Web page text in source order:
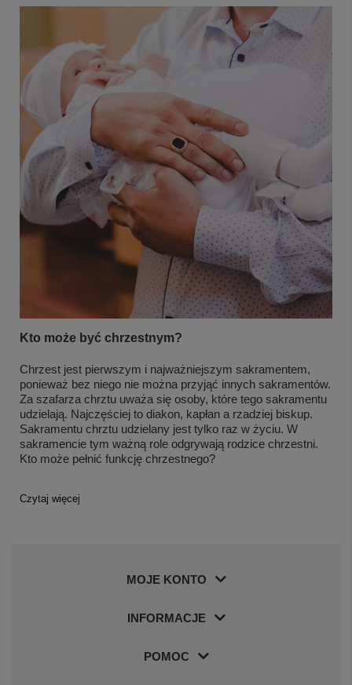
Kto może być chrzestnym?
Chrzest jest pierwszym i najważniejszym sakramentem,
ponieważ bez niego nie można przyjąć innych sakramentów.
Za szafarza chrztu uważa się osoby, które tego sakramentu
udzielają. Najczęściej to diakon, kapłan a rzadziej biskup.
Sakramentu chrztu udzielany jest tylko raz w życiu. W
sakramencie tym ważną role odgrywają rodzice chrzestni.
Kto może pełnić funkcję chrzestnego?
Czytaj więcej
MOJE KONTO
INFORMACJE
POMOC